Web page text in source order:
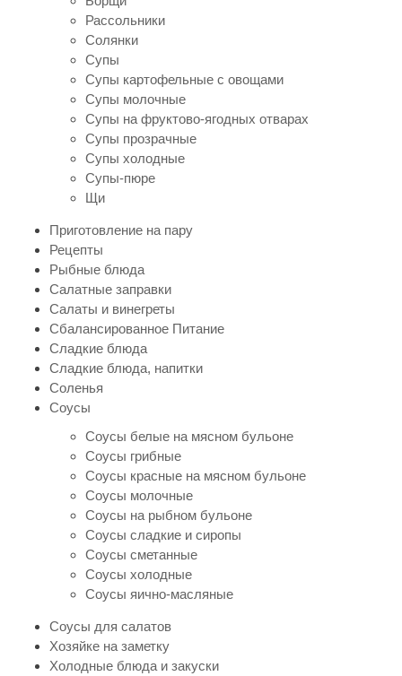
Рассольники
Солянки
Супы
Супы картофельные с овощами
Супы молочные
Супы на фруктово-ягодных отварах
Супы прозрачные
Супы холодные
Супы-пюре
Щи
Приготовление на пару
Рецепты
Рыбные блюда
Салатные заправки
Салаты и винегреты
Сбалансированное Питание
Сладкие блюда
Сладкие блюда, напитки
Соленья
Соусы
Соусы белые на мясном бульоне
Соусы грибные
Соусы красные на мясном бульоне
Соусы молочные
Соусы на рыбном бульоне
Соусы сладкие и сиропы
Соусы сметанные
Соусы холодные
Соусы яично-масляные
Соусы для салатов
Хозяйке на заметку
Холодные блюда и закуски